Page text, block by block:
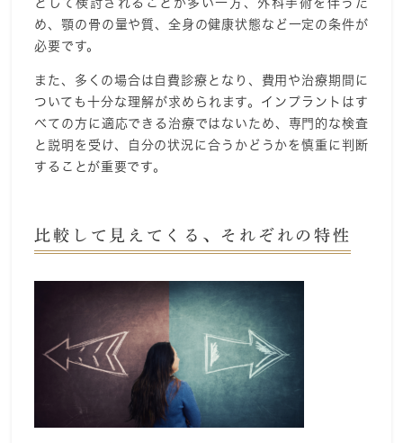
として検討されることが多い一方、外科手術を伴うた
め、顎の骨の量や質、全身の健康状態など一定の条件が
必要です。
また、多くの場合は自費診療となり、費用や治療期間に
ついても十分な理解が求められます。インプラントはす
べての方に適応できる治療ではないため、専門的な検査
と説明を受け、自分の状況に合うかどうかを慎重に判断
することが重要です。
比較して見えてくる、それぞれの特性